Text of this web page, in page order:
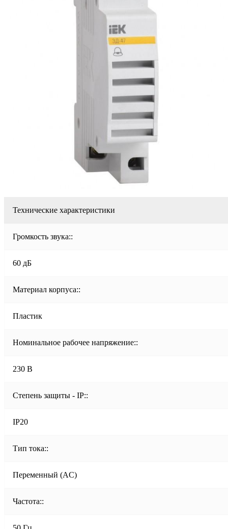
Технические характеристики
Громкость звука::
60 дБ
Материал корпуса::
Пластик
Номинальное рабочее напряжение::
230 В
Степень защиты - IP::
IP20
Тип тока::
Переменный (AC)
Частота::